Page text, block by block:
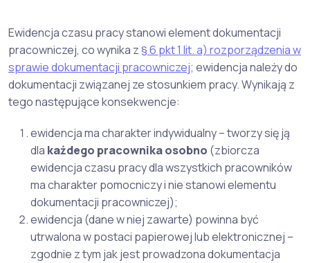
Ewidencja czasu pracy stanowi element dokumentacji
pracowniczej, co wynika z§ 6 pkt 1 lit. a) rozporządzenia w
sprawie dokumentacji pracowniczej; ewidencja należy do
dokumentacji związanej ze stosunkiem pracy. Wynikają z
tego następujące konsekwencje:
ewidencja ma charakter indywidualny – tworzy się ją
dla każdego pracownika osobno (zbiorcza
ewidencja czasu pracy dla wszystkich pracowników
ma charakter pomocniczy i nie stanowi elementu
dokumentacji pracowniczej);
ewidencja (dane w niej zawarte) powinna być
utrwalona w postaci papierowej lub elektronicznej –
zgodnie z tym jak jest prowadzona dokumentacja